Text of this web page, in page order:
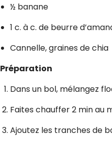
½ banane
1 c. à c. de beurre
Cannelle, graines de chia
Préparation
Dans un bol, mélangez
Faites chauffer 2 min au
Ajoutez les tranches de